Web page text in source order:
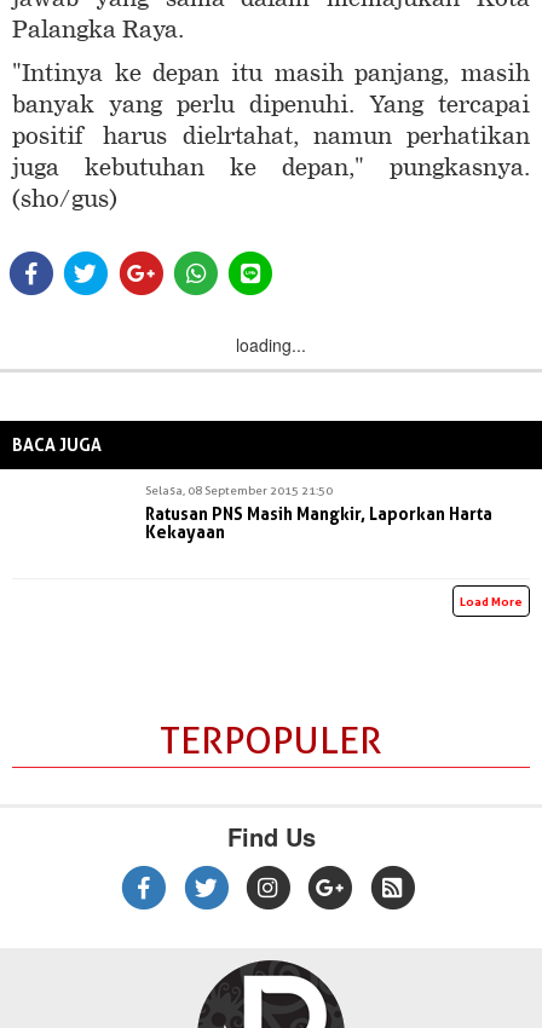
Palangka Raya.
"Intinya ke depan itu masih panjang, masih
banyak yang perlu dipenuhi. Yang tercapai
positif harus dielrtahat, namun perhatikan
juga kebutuhan ke depan," pungkasnya.
(sho/gus)
loading...
BACA JUGA
Selasa, 08 September 2015 21:50
Ratusan PNS Masih Mangkir, Laporkan Harta
Kekayaan
Load More
TERPOPULER
Find Us